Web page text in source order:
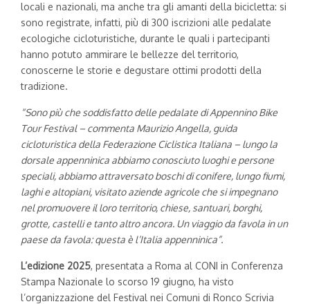
locali e nazionali, ma anche tra gli amanti della bicicletta: si
sono registrate, infatti, più di 300 iscrizioni alle pedalate
ecologiche cicloturistiche, durante le quali i partecipanti
hanno potuto ammirare le bellezze del territorio,
conoscerne le storie e degustare ottimi prodotti della
tradizione.
“Sono più che soddisfatto delle pedalate di Appennino Bike
Tour Festival – commenta Maurizio Angella, guida
cicloturistica della Federazione Ciclistica Italiana – lungo la
dorsale appenninica abbiamo conosciuto luoghi e persone
speciali, abbiamo attraversato boschi di conifere, lungo fiumi,
laghi e altopiani, visitato aziende agricole che si impegnano
nel promuovere il loro territorio, chiese, santuari, borghi,
grotte, castelli e tanto altro ancora. Un viaggio da favola in un
paese da favola: questa è l’Italia appenninica”.
L’edizione 2025, presentata a Roma al CONI in Conferenza
Stampa Nazionale lo scorso 19 giugno, ha visto
l’organizzazione del Festival nei Comuni di Ronco Scrivia